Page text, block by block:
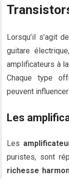
Lorsqu’il s’agit
guitare
amplificateurs à
Chaque type
peuvent
Les
Les
puristes, sont
richesse